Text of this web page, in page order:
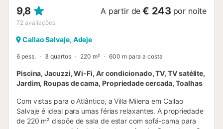
9,8
72 avaliações
A partir de € 243 por noite
Callao Salvaje, Adeje
6 pess. 3 quartos 220 m² 600 m para a costa
Piscina, Jacuzzi, Wi-Fi, Ar condicionado, TV, TV satélite,
Jardim, Roupas de cama, Propriedade cercada, Toalhas
Com vistas para o Atlântico, a Villa Milena em Callao
Salvaje é ideal para umas férias relaxantes. A propriedade
de 220 m² dispõe de sala de estar com sofá-cama para